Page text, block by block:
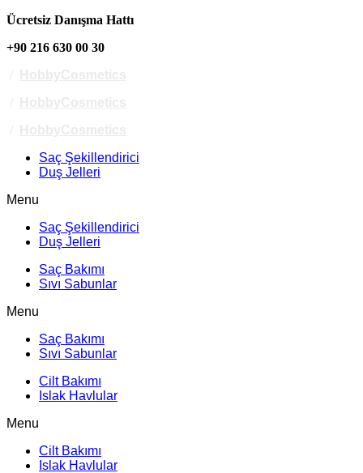
Ücretsiz Danışma Hattı
+90 216 630 00 30
Saç Şekillendirici
Duş Jelleri
Menu
Saç Şekillendirici
Duş Jelleri
Saç Bakımı
Sıvı Sabunlar
Menu
Saç Bakımı
Sıvı Sabunlar
Cilt Bakımı
Islak Havlular
Menu
Cilt Bakımı
Islak Havlular